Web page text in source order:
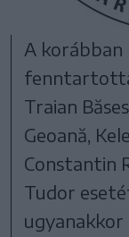
A
Traian
Geoană,
Constantin
Tudor